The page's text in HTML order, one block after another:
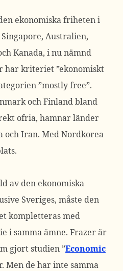
ekonomiska friheten i
Australien,
Kanada, i nu nämnd
har kriteriet ”ekonomiskt
”mostly free”.
och Finland bland
ofria, hamnar länder
och Iran. Med Nordkorea
av den ekonomiska
Sveriges, måste den
kompletteras med
i samma ämne. Frazer är
gjort studien ”Economic
Men de har inte samma